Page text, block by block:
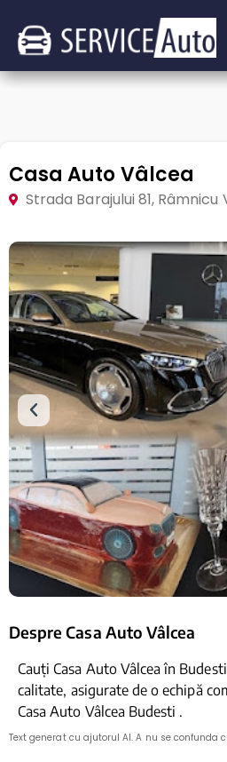
Casa Auto Vâlcea
Strada Barajului 81, Râmnicu
Despre Casa Auto Vâlcea
Cauți Casa Auto Vâlcea în
calitate, asigurate de o echipă
Casa Auto Vâlcea Budesti .
Text generat cu ajutorul AI. A nu se confunda